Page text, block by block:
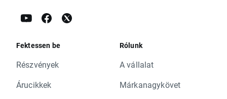
Fektessen be
Részvények
Árucikkek
Rólunk
A vállalat
Márkanagykövet